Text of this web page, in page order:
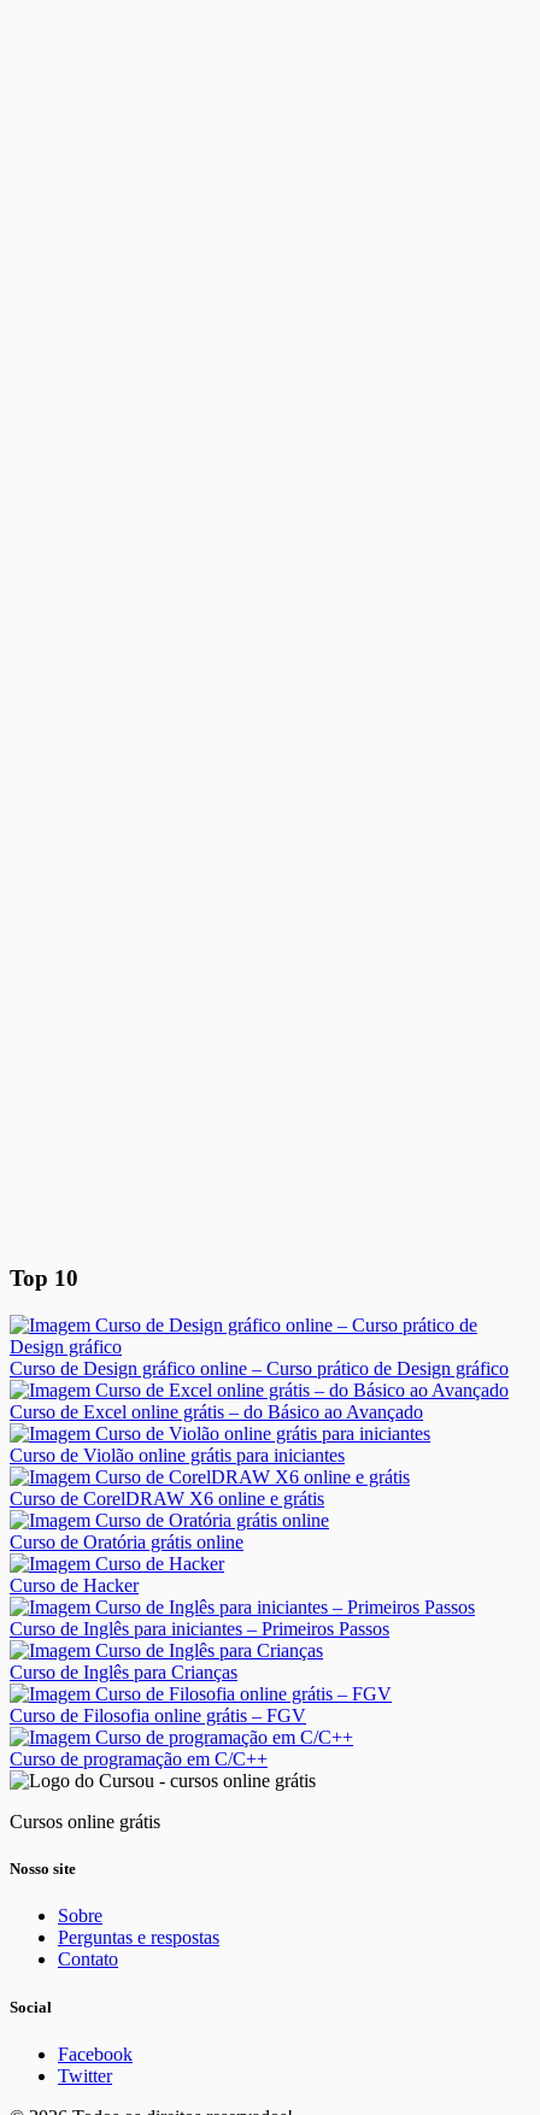
Top 10
Curso de Design gráfico online – Curso prático de Design gráfico
Curso de Excel online grátis – do Básico ao Avançado
Curso de Violão online grátis para iniciantes
Curso de CorelDRAW X6 online e grátis
Curso de Oratória grátis online
Curso de Hacker
Curso de Inglês para iniciantes – Primeiros Passos
Curso de Inglês para Crianças
Curso de Filosofia online grátis – FGV
Curso de programação em C/C++
Cursos online grátis
Nosso site
Sobre
Perguntas e respostas
Contato
Social
Facebook
Twitter